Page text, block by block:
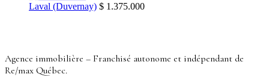
Laval (Duvernay) $ 1.375.000
Agence immobilière – Franchisé autonome et indépendant de
Re/max Québec.